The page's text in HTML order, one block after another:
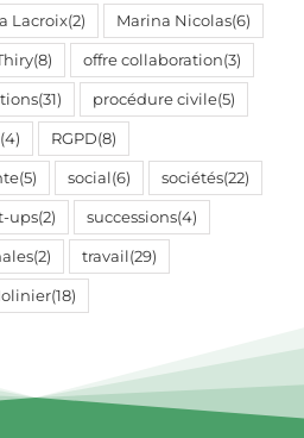
Lacroix(2) Marina Nicolas(6)
(8) offre collaboration(3)
(31) procédure civile(5)
(4) RGPD(8)
(5) social (6) sociétés(22)
ups(2) successions(4)
(2) travail (29)
(18)